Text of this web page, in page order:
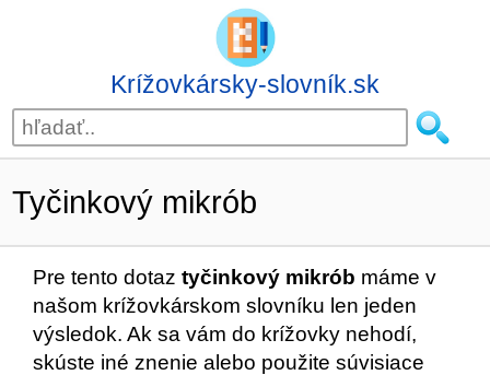
Krížovkársky-slovník.sk
Tyčinkový mikrób
Pre tento dotaz tyčinkový mikrób máme v
našom krížovkárskom slovníku len jeden
výsledok. Ak sa vám do krížovky nehodí,
skúste iné znenie alebo použite súvisiace